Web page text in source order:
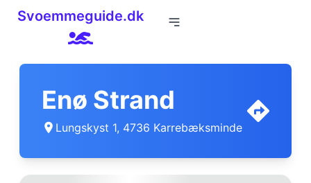
Svoemmeguide.dk
Enø Strand
Lungskyst 1, 4736 Karrebæksminde